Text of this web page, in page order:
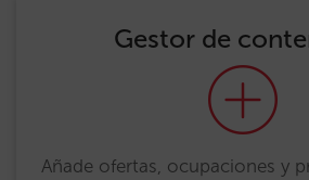
Gestor de
Añade ofertas, ocupaciones y